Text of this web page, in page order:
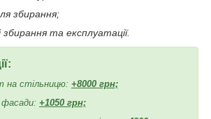
збирання;
збирання та експлуатації.
на стільницю: +8000 грн;
фасади: +1050 грн;